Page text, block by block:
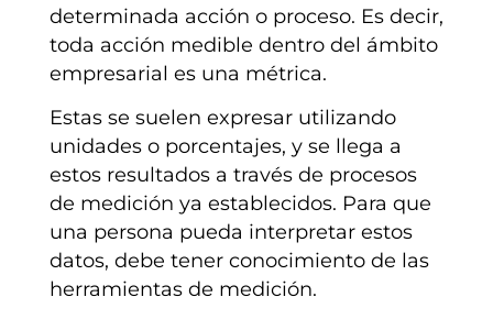
determinada acción o proceso. Es decir,
toda acción medible dentro del ámbito
empresarial es una métrica.
Estas se suelen expresar utilizando
unidades o porcentajes, y se llega a
estos resultados a través de procesos
de medición ya establecidos. Para que
una persona pueda interpretar estos
datos, debe tener conocimiento de las
herramientas de medición.